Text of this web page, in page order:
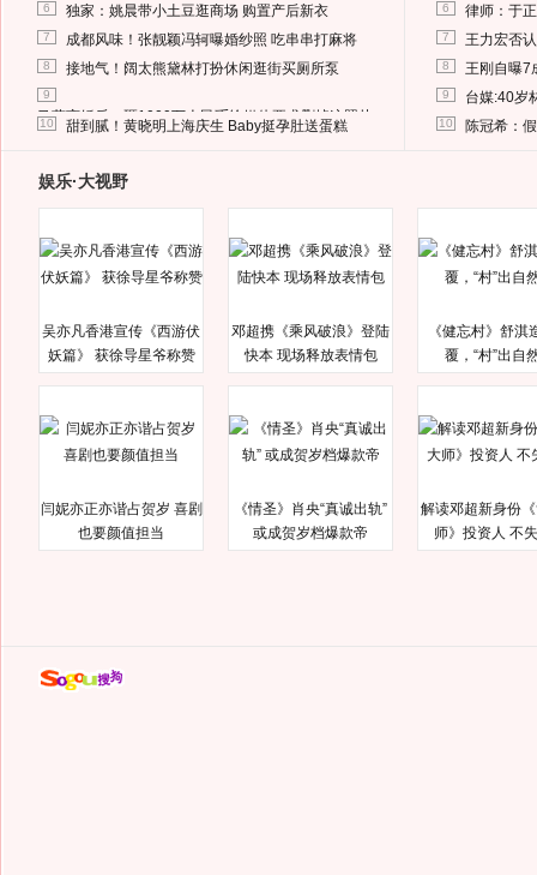
6 独家：姚晨带小土豆逛商场 购置产后新衣
7 成都风味！张靓颖冯轲曝婚纱照 吃串串打麻将
8 接地气！阔太熊黛林打扮休闲逛街买厕所泵
9
马蓉离婚后，砸1000万人民币给媒体要求删掉这照片
10 甜到腻！黄晓明上海庆生 Baby挺孕肚送蛋糕
6 律师：于
7 王力宏否
8 王刚自曝7
9 台媒:40岁
10 陈冠希：
娱乐·大视野
吴亦凡香港宣传《西游伏
妖篇》 获徐导星爷称赞
邓超携《乘风破浪》登陆
快本 现场释放表情包
《健忘村》舒淇
覆，“村”出自
闫妮亦正亦谐占贺岁 喜剧
也要颜值担当
《情圣》肖央“真诚出轨”
或成贺岁档爆款帝
解读邓超新身份
师》投资人 不